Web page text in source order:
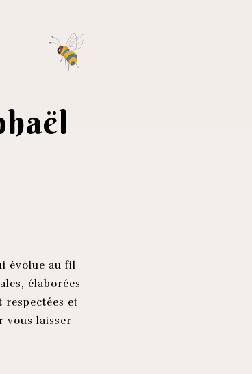
évolue au fil
élaborées
et
vous laisser